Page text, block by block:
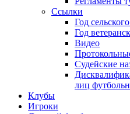
Ссылки
Год
Год
Видео
Судейские
лиц
Клубы
Игроки